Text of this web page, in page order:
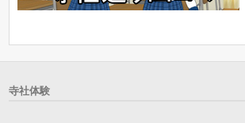
寺社体験